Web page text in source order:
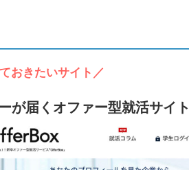
おきたいサイト／
届くオファー型就活サイト